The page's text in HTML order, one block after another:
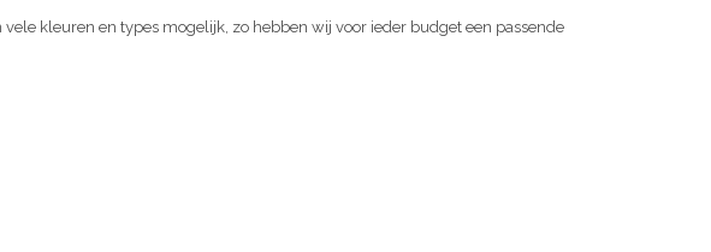
kleuren en types mogelijk, zo hebben wij voor ieder budget een passende